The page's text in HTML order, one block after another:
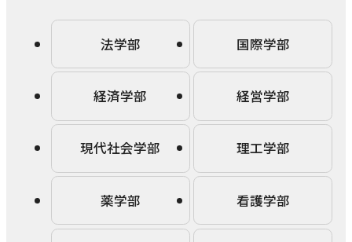
各種取り組み
点検・評価
設置認可・届出関係
刊行物・広報活動
法学部
国際学部
経済学部
経営学部
現代社会学部
薬学部
社会連携
学生ボランティアの募集依頼について
学生生活トップ
キャンパスライフ
証明書発行、手続き
学費・奨学金
健康管理
課外活動
ボランティア
就職・キャリア
就職・キャリア
キャリア支援
就職実績
インターンシップ
就職支援独自プログラム
資格取得サポート
国際交流
グローバルセンター
危機管理対応
法学部 国際学部
経済学部 経営学部
現代社会学部 理工学部
薬学部 看護学部